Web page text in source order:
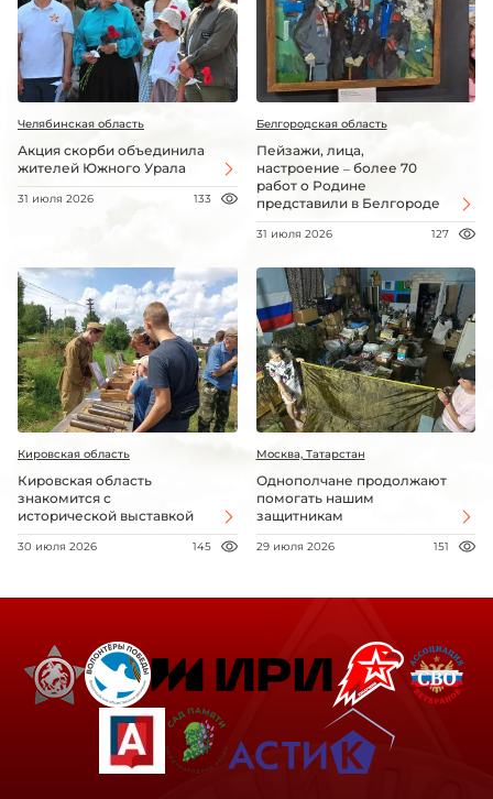
Челябинская область
Акция скорби объединила
жителей Южного Урала
31 июля 2026 133
Белгородская область
Пейзажи, лица,
настроение – более 70
работ о Родине
представили в Белгороде
31 июля 2026 127
Кировская область
Кировская область
знакомится с
исторической выставкой
30 июля 2026 145
Москва, Татарстан
Однополчане продолжают
помогать нашим
защитникам
29 июля 2026 151